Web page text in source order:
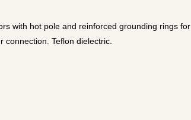
with hot pole and reinforced grounding rings for
connection. Teflon dielectric.